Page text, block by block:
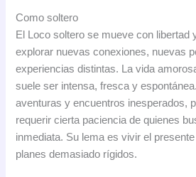
Como soltero
El Loco soltero se mueve con libertad
explorar nuevas conexiones, nuevas
experiencias distintas. La vida
suele ser intensa, fresca y
aventuras y encuentros inesperados,
requerir cierta paciencia de quienes
inmediata. Su lema es vivir el
planes demasiado rígidos.